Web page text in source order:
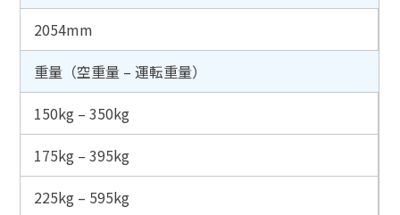
2054mm
重量（空重量 – 運転重量）
150kg – 350kg
175kg – 395kg
225kg – 595kg